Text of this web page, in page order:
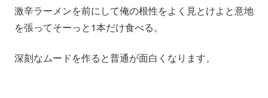
激辛ラーメンを前にして俺の根性をよく見とけよと意地
を張ってそーっと1本だけ食べる。
深刻なムードを作ると普通が面白くなります。